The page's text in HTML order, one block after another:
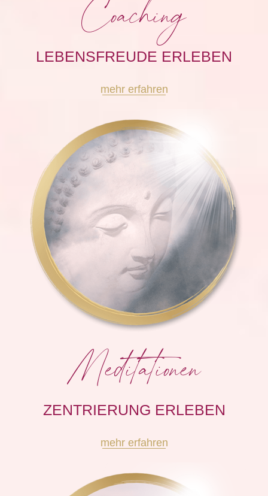
Coaching
LEBENSFREUDE ERLEBEN
mehr erfahren
Meditationen
ZENTRIERUNG ERLEBEN
mehr erfahren